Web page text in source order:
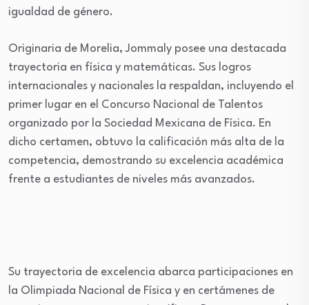
igualdad de género.
Originaria de Morelia, Jommaly posee una destacada
trayectoria en física y matemáticas. Sus logros
internacionales y nacionales la respaldan, incluyendo el
primer lugar en el Concurso Nacional de Talentos
organizado por la Sociedad Mexicana de Física. En
dicho certamen, obtuvo la calificación más alta de la
competencia, demostrando su excelencia académica
frente a estudiantes de niveles más avanzados.
Su trayectoria de excelencia abarca participaciones en
la Olimpiada Nacional de Física y en certámenes de